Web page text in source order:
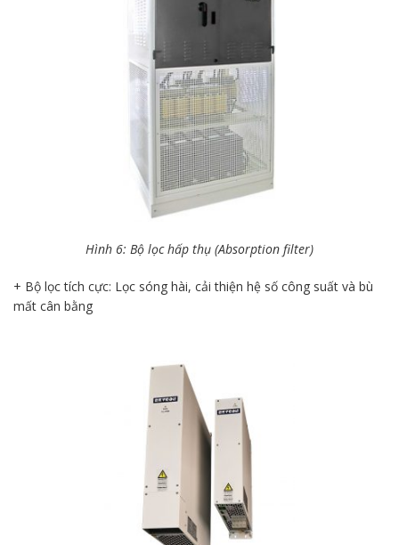
Hình 6: Bộ lọc hấp thụ (Absorption filter)
+ Bộ lọc tích cực: Lọc sóng hài, cải thiện hệ số công suất và bù
mất cân bằng